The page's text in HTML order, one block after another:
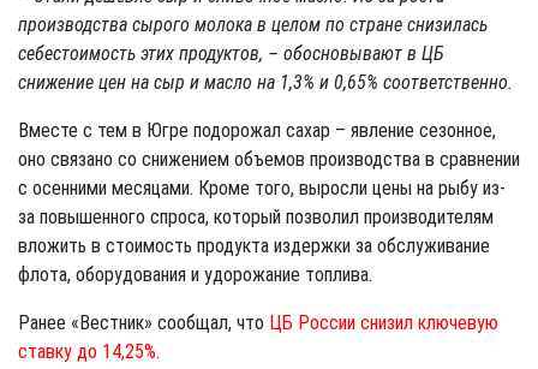
производства сырого молока в целом по стране снизилась
себестоимость этих продуктов, – обосновывают в ЦБ
снижение цен на сыр и масло на 1,3% и 0,65% соответственно.
Вместе с тем в Югре подорожал сахар – явление сезонное,
оно связано со снижением объемов производства в сравнении
с осенними месяцами. Кроме того, выросли цены на рыбу из-
за повышенного спроса, который позволил производителям
вложить в стоимость продукта издержки за обслуживание
флота, оборудования и удорожание топлива.
Ранее «Вестник» сообщал, что ЦБ России снизил ключевую
ставку до 14,25%.